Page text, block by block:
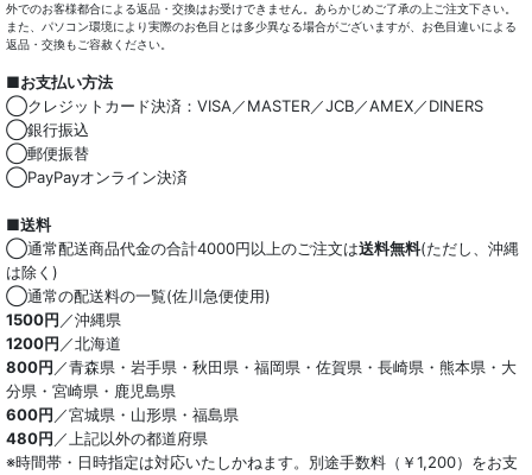
小物類
綿100％
麻混
ストレッチ
オーガニック
和紙混生地
ポリエステル混
テンセル混
キュプラ/レーヨン混
外でのお客様都合による返品・交換はお受けできません。あらかじめご了承の上ご注文下さい。
また、パソコン環境により実際のお色目とは多少異なる場合がございますが、お色目違いによる
返品・交換もご容赦ください。
■お支払い方法
◯クレジットカード決済：VISA／MASTER／JCB／AMEX／DINERS
◯銀行振込
◯郵便振替
◯PayPayオンライン決済
■送料
◯通常配送商品代金の合計4000円以上のご注文は送料無料(ただし、沖縄
は除く)
◯通常の配送料の一覧(佐川急便使用)
1500円 ／沖縄県
1200円 ／北海道
800円 ／青森県・岩手県・秋田県・福岡県・佐賀県・長崎県・熊本県・大
分県・宮崎県・鹿児島県
600円 ／宮城県・山形県・福島県
480円 ／上記以外の都道府県
※時間帯・日時指定は対応いたしかねます。別途手数料（￥1,200）をお支